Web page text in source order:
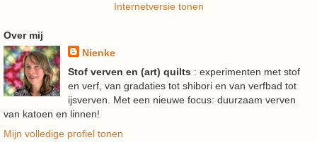
Internetversie tonen
Over mij
Nienke
Stof verven en (art) quilts : experimenten met stof
en verf, van gradaties tot shibori en van verfbad tot
ijsverven. Met een nieuwe focus: duurzaam verven
van katoen en linnen!
Mijn volledige profiel tonen